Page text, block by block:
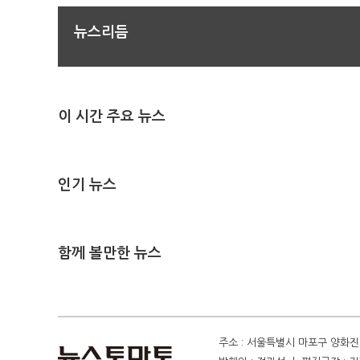
뉴스리듬
이 시간 주요 뉴스
인기 뉴스
함께 볼만한 뉴스
주소 : 서울특별시 마포구 양화